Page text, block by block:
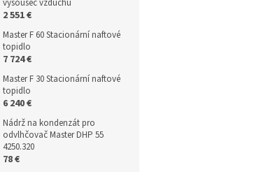
vysoušeč vzduchu
2 551 €
Master F 60 Stacionární naftové
topidlo
7 724 €
Master F 30 Stacionární naftové
topidlo
6 240 €
Nádrž na kondenzát pro
odvlhčovač Master DHP 55
4250.320
78 €